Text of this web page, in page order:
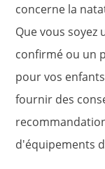
concerne la
Que vous
confirmé ou un
pour vos
fournir des
d'équipements